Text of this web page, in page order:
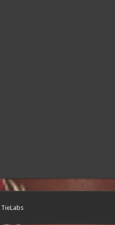
TieLabs